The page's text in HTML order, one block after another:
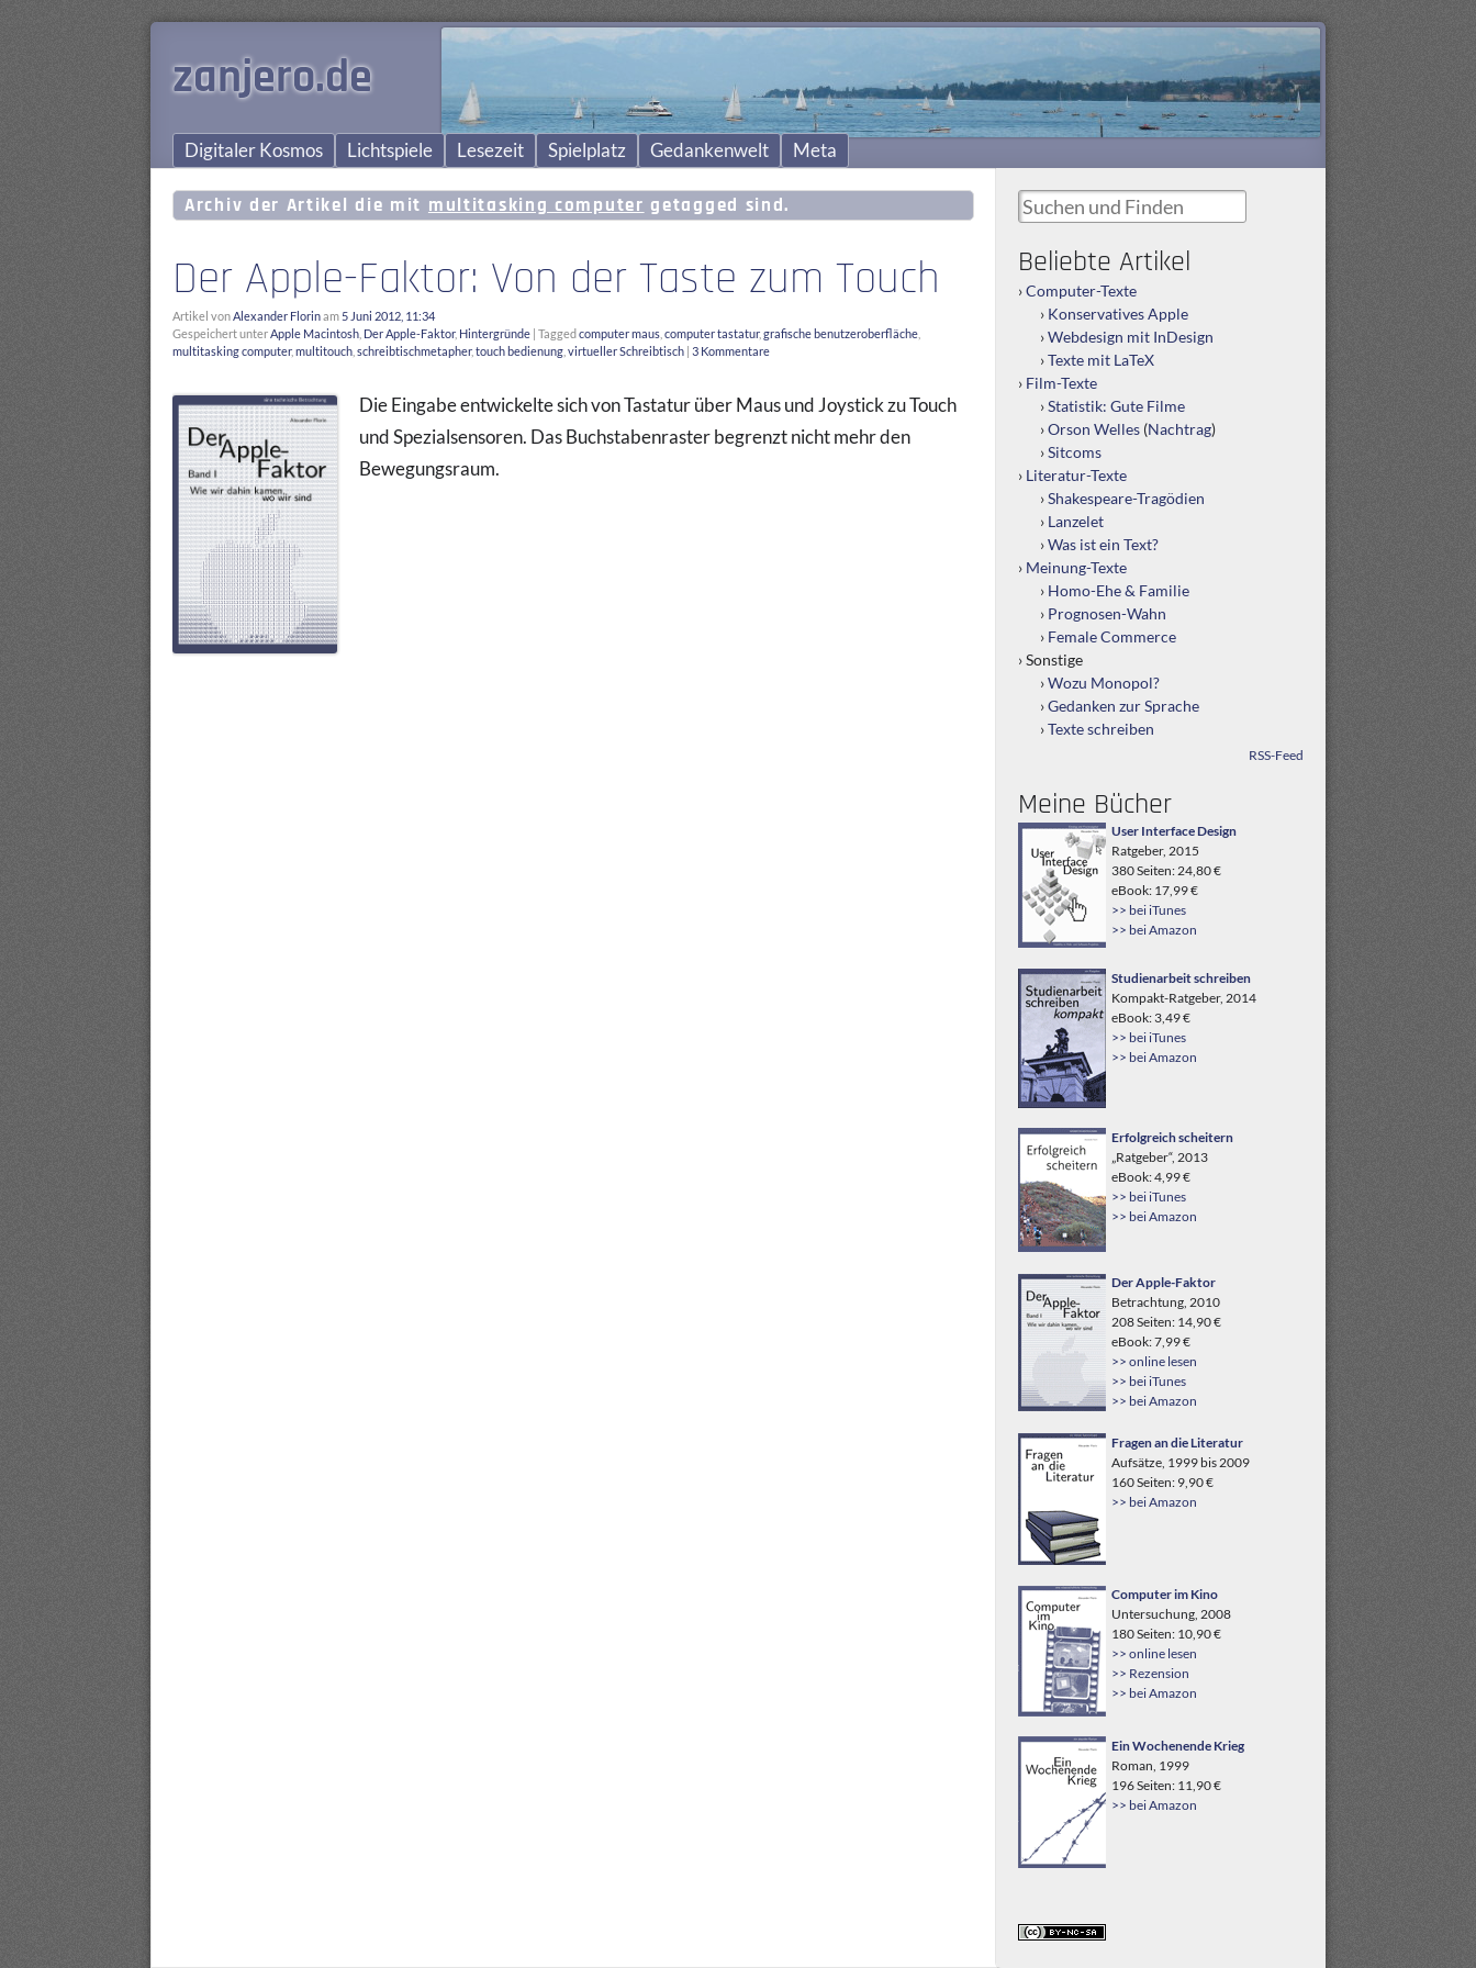
zanjero.de
Digitaler Kosmos Lichtspiele Lesezeit Spielplatz Gedankenwelt Meta
Archiv der Artikel die mit multitasking computer getagged sind.
Der Apple-Faktor: Von der Taste zum Touch
Artikel vonAlexander Florinam 5 Juni 2012, 11:34
Gespeichert unterApple Macintosh Der Apple-Faktor, Hintergründe | Taggedcomputer maus computer tastatur, grafische benutzeroberfläche
multitasking computer, multitouch schreibtischmetapher, touch bedienung virtueller Schreibtisch | 3 Kommentare
Die Eingabe entwickelte sich von Tastatur über Maus und Joystick zu Touch
und Spezialsensoren. Das Buchstabenraster begrenzt nicht mehr den
Bewegungsraum.
Suchen und Finden
Beliebte Artikel
Computer-Texte
Konservatives Apple
Webdesign mit InDesign
Texte mit LaTeX
Film-Texte
Statistik: Gute Filme
Orson Welles (Nachtrag)
Sitcoms
Literatur-Texte
Shakespeare-Tragödien
Lanzelet
Was ist ein Text?
Meinung-Texte
Homo-Ehe & Familie
Prognosen-Wahn
Female Commerce
Sonstige
Wozu Monopol?
Gedanken zur Sprache
Texte schreiben
RSS-Feed
Meine Bücher
User Interface Design
Ratgeber, 2015
380 Seiten: 24,80 €
eBook: 17,99 €
>> bei iTunes
>> bei Amazon
Studienarbeit schreiben
Kompakt-Ratgeber, 2014
eBook: 3,49 €
>> bei iTunes
>> bei Amazon
Erfolgreich scheitern
„Ratgeber“, 2013
eBook: 4,99 €
>> bei iTunes
>> bei Amazon
Der Apple-Faktor
Betrachtung, 2010
208 Seiten: 14,90 €
eBook: 7,99 €
>> online lesen
>> bei iTunes
>> bei Amazon
Fragen an die Literatur
Aufsätze, 1999 bis 2009
160 Seiten: 9,90 €
>> bei Amazon
Computer im Kino
Untersuchung, 2008
180 Seiten: 10,90 €
>> online lesen
>> Rezension
>> bei Amazon
Ein Wochenende Krieg
Roman, 1999
196 Seiten: 11,90 €
>> bei Amazon